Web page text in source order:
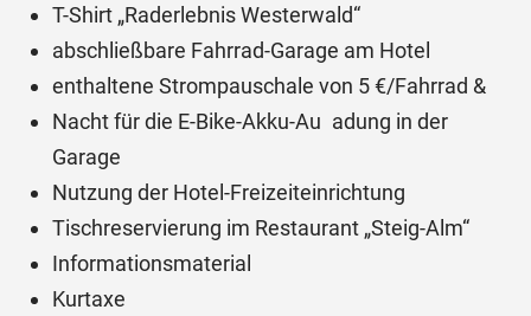
T-Shirt „Raderlebnis Westerwald“
abschließbare Fahrrad-Garage am Hotel
enthaltene Strompauschale von 5 €/Fahrrad &
Nacht für die E-Bike-Akku-Au adung in der
Garage
Nutzung der Hotel-Freizeiteinrichtung
Tischreservierung im Restaurant „Steig-Alm“
Informationsmaterial
Kurtaxe